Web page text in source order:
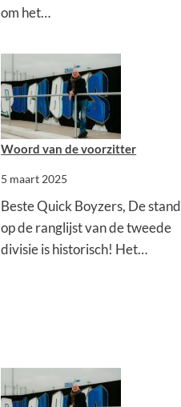
om het…
Woord van de voorzitter
5 maart 2025
Beste Quick Boyzers, De stand
op de ranglijst van de tweede
divisie is historisch! Het…